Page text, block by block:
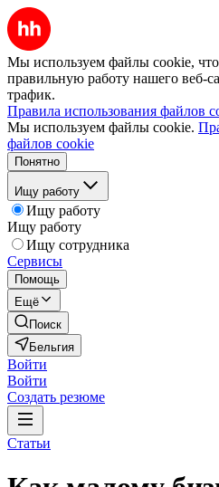
Мы используем файлы cookie,
правильную работу нашего веб-
трафик.
Правила использования файлов
Мы используем файлы cookie.
файлов cookie
Понятно
Ищу работу
Ищу работу
Ищу работу
Ищу сотрудника
Сервисы
Помощь
Ещё
Поиск
Бельгия
Войти
Войти
Создать резюме
Статьи